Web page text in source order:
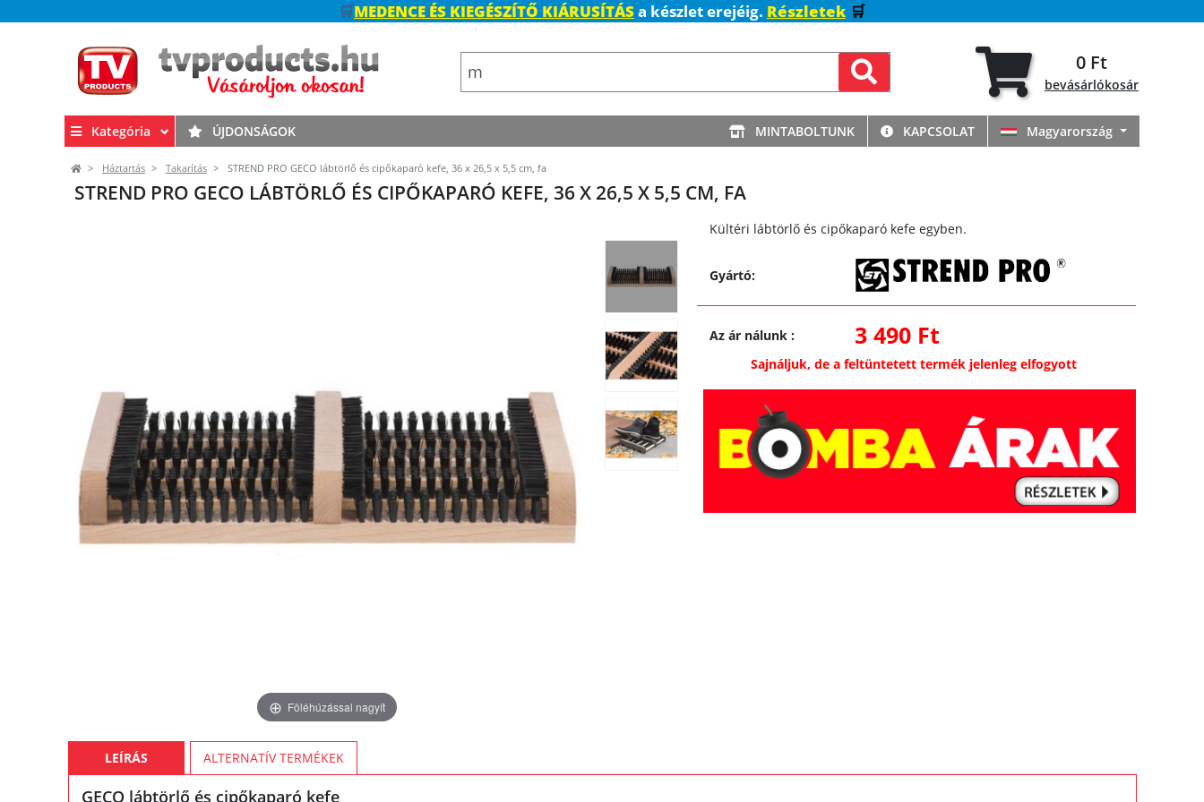
🛒MEDENCE ÉS KIEGÉSZÍTŐ KIÁRUSÍTÁSa készlet erejéig. Részletek 🛒
0 Ft
bevásárlókosár
Kategória ÚJDONSÁGOK MINTABOLTUNK KAPCSOLAT Magyarország
Háztartás Takarítás STREND PRO GECO lábtörlő és cipőkaparó kefe, 36 x 26,5 x 5,5 cm, fa
STREND PRO GECO LÁBTÖRLŐ ÉS CIPŐKAPARÓ KEFE, 36 X 26,5 X 5,5 CM, FA
Föléhúzással nagyít
Kültéri lábtörlő és cipőkaparó kefe egyben.
Gyártó:
Az ár nálunk: 3 490 Ft
Sajnáljuk, de a feltüntetett termék jelenleg elfogyott
LEÍRÁS ALTERNATÍV TERMÉKEK
GECO lábtörlő és cipőkaparó kefe